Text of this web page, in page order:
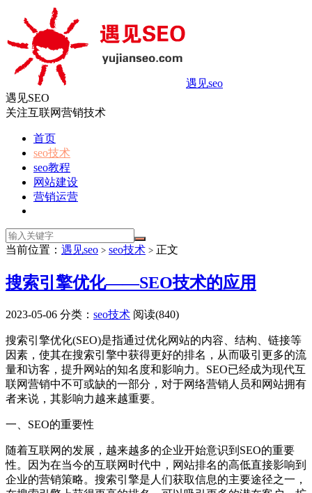
遇见seo
遇见SEO
关注互联网营销技术
首页
seo技术
seo教程
网站建设
营销运营
当前位置： 遇见seo > seo技术 > 正文
搜索引擎优化——SEO技术的应用
2023-05-06 分类： seo技术 阅读(840)
搜索引擎优化(SEO)是指通过优化网站的内容、结构、链接等
因素，使其在搜索引擎中获得更好的排名，从而吸引更多的流
量和访客，提升网站的知名度和影响力。SEO已经成为现代互
联网营销中不可或缺的一部分，对于网络营销人员和网站拥有
者来说，其影响力越来越重要。
一、SEO的重要性
随着互联网的发展，越来越多的企业开始意识到SEO的重要
性。因为在当今的互联网时代中，网站排名的高低直接影响到
企业的营销策略。搜索引擎是人们获取信息的主要途径之一，